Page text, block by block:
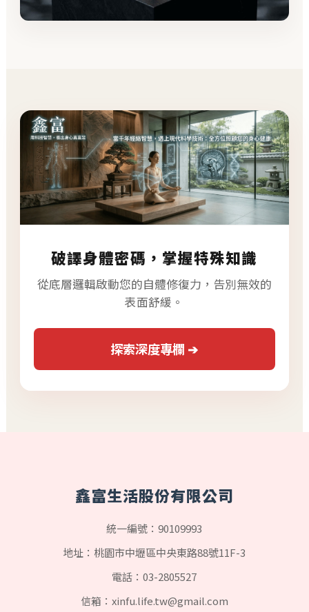
破譯身體密碼，掌握特殊知識
從底層邏輯啟動您的自體修復力，告別無效的
表面舒緩。
探索深度專欄 ➔
鑫富生活股份有限公司
統一編號：90109993
地址：桃園市中壢區中央東路88號11F-3
電話：03-2805527
信箱： xinfu.life.tw@gmail.com